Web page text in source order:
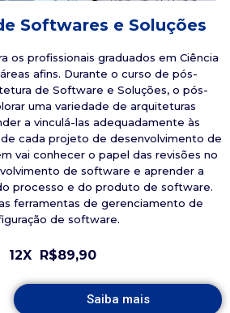
Softwares e Soluções
os profissionais graduados em Ciência
afins. Durante o curso de pós-
de Software e Soluções, o pós-
uma variedade de arquiteturas
a vinculá-las adequadamente às
cada projeto de desenvolvimento de
vai conhecer o papel das revisões no
de software e aprender a
processo e do produto de software.
ferramentas de gerenciamento de
de software.
12X R$89,90
Saiba mais